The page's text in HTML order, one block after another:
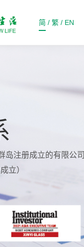
简 /繁 / EN
岛注册成立的有限公司
立）